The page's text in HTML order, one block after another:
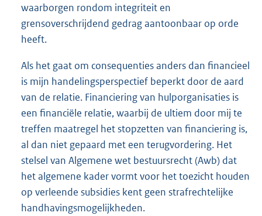
waarborgen rondom integriteit en
grensoverschrijdend gedrag aantoonbaar op orde
heeft.
Als het gaat om consequenties anders dan financieel
is mijn handelingsperspectief beperkt door de aard
van de relatie. Financiering van hulporganisaties is
een financiële relatie, waarbij de ultiem door mij te
treffen maatregel het stopzetten van financiering is,
al dan niet gepaard met een terugvordering. Het
stelsel van Algemene wet bestuursrecht (Awb) dat
het algemene kader vormt voor het toezicht houden
op verleende subsidies kent geen strafrechtelijke
handhavingsmogelijkheden.